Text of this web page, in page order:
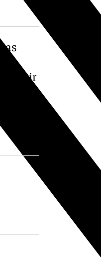
han
sus